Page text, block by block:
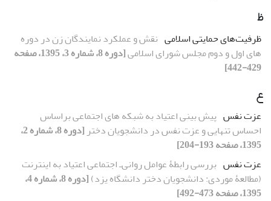
ظ
ظرفیت‌های حمایتی اسلامی نقش و عملکرد نمایندگان زن در دوره‏
های اول و دوم مجلس شورای اسلامی
[دوره 8، شماره 3، 1395، صفحه
429-442]
ع
عزت نفس پیش بینی اعتیاد به شبکه های اجتماعی براساس
احساس تنهایی و عزت نفس در دانشجویان دختر
[دوره 8، شماره 2،
1395، صفحه 193-204]
عزت نفس بررسی رابطۀ عوامل روانی‌ـ اجتماعی اعتیاد به اینترنت
(مطالعۀ موردی: دانشجویان دختر دانشگاه یزد)
[دوره 8، شماره 4،
1395، صفحه 473-492]